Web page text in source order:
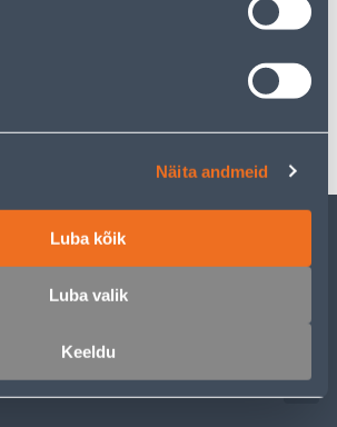
Näita andmeid
Luba kõik
Luba valik
Keeldu
ЧАСТНЫХ КЛИЕНТОВ